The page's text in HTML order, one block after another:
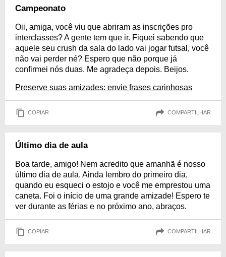
Campeonato
Oii, amiga, você viu que abriram as inscrições pro
interclasses? A gente tem que ir. Fiquei sabendo que
aquele seu crush da sala do lado vai jogar futsal, você
não vai perder né? Espero que não porque já
confirmei nós duas. Me agradeça depois. Beijos.
Preserve suas amizades: envie frases carinhosas
COPIAR COMPARTILHAR
Último dia de aula
Boa tarde, amigo! Nem acredito que amanhã é nosso
último dia de aula. Ainda lembro do primeiro dia,
quando eu esqueci o estojo e você me emprestou uma
caneta. Foi o início de uma grande amizade! Espero te
ver durante as férias e no próximo ano, abraços.
COPIAR COMPARTILHAR